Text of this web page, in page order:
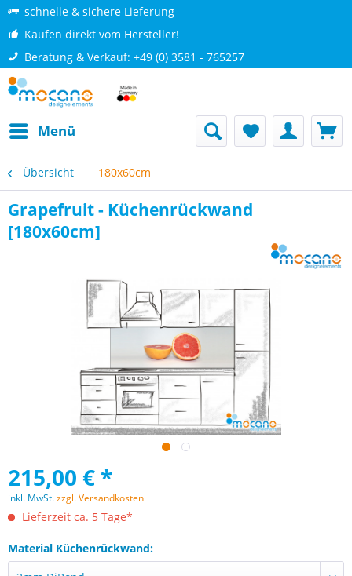
schnelle & sichere Lieferung
Kaufen direkt vom Hersteller!
Beratung & Verkauf: +49 (0) 3581 - 765257
Menü
Übersicht 180x60cm
Grapefruit - Küchenrückwand
[180x60cm]
215,00 € *
inkl. MwSt.zzgl. Versandkosten
Lieferzeit ca. 5 Tage*
Material Küchenrückwand: